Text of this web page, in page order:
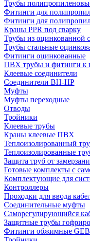
Трубы
Фитинги для
Фитинги для
Краны PPR под сварку
Трубы из оцинкованной
Трубы стальные
Фитинги оцинкованные
ПВХ трубы и фитинги к
Клеевые соединители
Соединители ВН-НР
Муфты
Муфты переходные
Отводы
Тройники
Клеевые трубы
Краны клеевые ПВХ
Теплоизолированный
Теплоизолированные
Защита труб от
Готовые комплекты с
Комплектующие для
Контроллеры
Проходки для ввода
Соединительные муфты
Саморегулирующийся
Защитные трубы
Фитинги обжимные